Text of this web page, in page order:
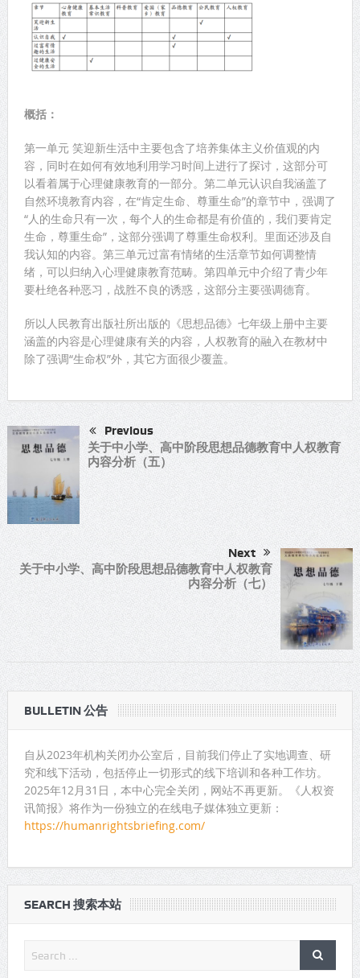
概括：
第一单元 笑迎新生活中主要包含了培养集体主义价值观的内
容，同时在如何有效地利用学习时间上进行了探讨，这部分可
以看着属于心理健康教育的一部分。第二单元认识自我涵盖了
自然环境教育内容，在“肯定生命、尊重生命”的章节中，强调了
“人的生命只有一次，每个人的生命都是有价值的，我们要肯定
生命，尊重生命”，这部分强调了尊重生命权利。里面还涉及自
我认知的内容。第三单元过富有情绪的生活章节如何调整情
绪，可以归纳入心理健康教育范畴。第四单元中介绍了青少年
要杜绝各种恶习，战胜不良的诱惑，这部分主要强调德育。
所以人民教育出版社所出版的《思想品德》七年级上册中主要
涵盖的内容是心理健康有关的内容，人权教育的融入在教材中
除了强调“生命权”外，其它方面很少覆盖。
Previous
关于中小学、高中阶段思想品德教育中人权教育
内容分析（五）
Next
关于中小学、高中阶段思想品德教育中人权教育
内容分析（七）
BULLETIN 公告
自从2023年机构关闭办公室后，目前我们停止了实地调查、研
究和线下活动，包括停止一切形式的线下培训和各种工作坊。
2025年12月31日，本中心完全关闭，网站不再更新。《人权资
讯简报》将作为一份独立的在线电子媒体独立更新：
https://humanrightsbriefing.com/
SEARCH 搜索本站